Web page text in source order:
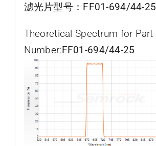
滤光片型号： FF01-694/44-25
Theoretical Spectrum for Part
Number:FF01-694/44-25